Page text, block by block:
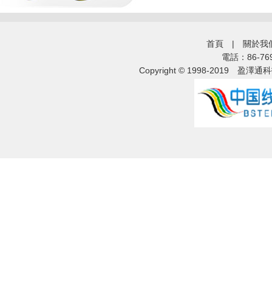
首頁 |
關於我
電話：86-
Copyright © 1998-2019
盈澤通